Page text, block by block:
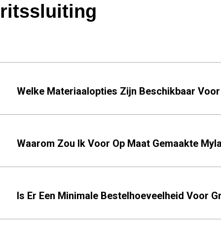
ritssluiting
Welke Materiaalopties Zijn Beschikbaar
Waarom Zou Ik Voor Op Maat Gemaakte
Is Er Een Minimale Bestelhoeveelheid Voor